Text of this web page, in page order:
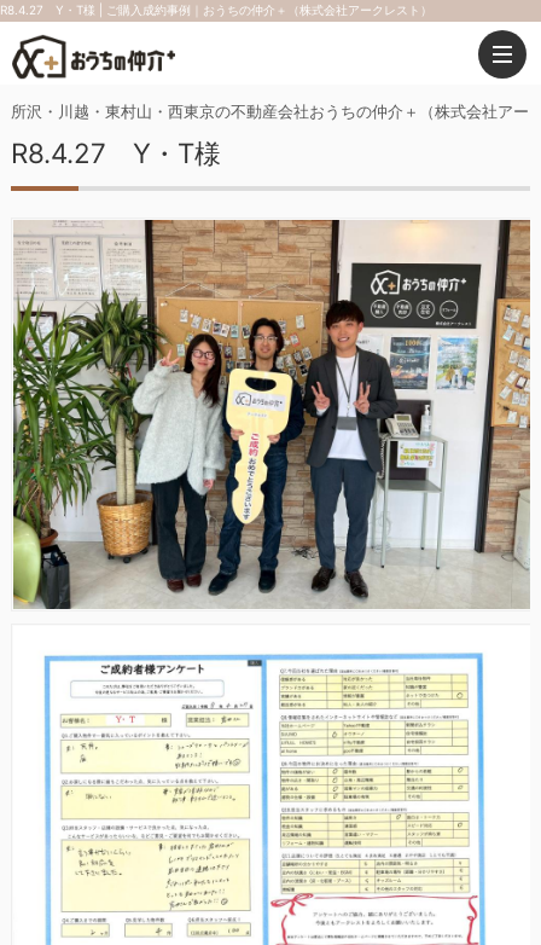
R8.4.27 Y・T様 | ご購入成約事例｜おうちの仲介＋（株式会社アークレスト）
所沢・川越・東村山・西東京の不動産会社おうちの仲介＋（株式会社アー
R8.4.27 Y・T様